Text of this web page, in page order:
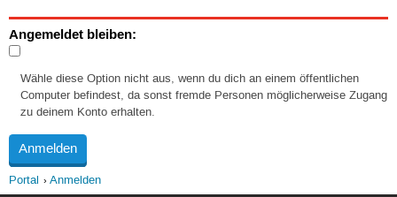
Angemeldet bleiben:
Wähle diese Option nicht aus, wenn du dich an einem öffentlichen
Computer befindest, da sonst fremde Personen möglicherweise Zugang
zu deinem Konto erhalten.
Portal Anmelden